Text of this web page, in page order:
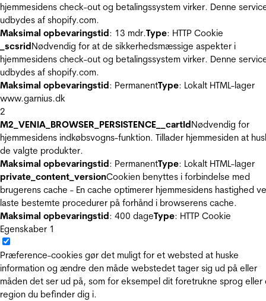
hjemmesidens check-out og betalingssystem virker. Denne
udbydes af shopify.com.
Maksimal opbevaringstid: 13 mdr.Type: HTTP Cookie
_scsridNødvendig for at de sikkerhedsmæssige aspekter i
hjemmesidens check-out og betalingssystem virker. Denne
udbydes af shopify.com.
Maksimal opbevaringstid: PermanentType: Lokalt HTML-lager
www.garnius.dk
2
M2_VENIA_BROWSER_PERSISTENCE__cartIdNødvendig for
hjemmesidens indkøbsvogns-funktion. Tillader hjemmesiden at
de valgte produkter.
Maksimal opbevaringstid: PermanentType: Lokalt HTML-lager
private_content_versionCookien benyttes i forbindelse med
brugerens cache - En cache optimerer hjemmesidens hastighed
laste bestemte procedurer på forhånd i browserens cache.
Maksimal opbevaringstid: 400 dageType: HTTP Cookie
Egenskaber 1
Præference-cookies gør det muligt for et websted at huske
information og ændre den måde webstedet tager sig ud på eller
måden det ser ud på, som for eksempel dit foretrukne sprog eller
region du befinder dig i.